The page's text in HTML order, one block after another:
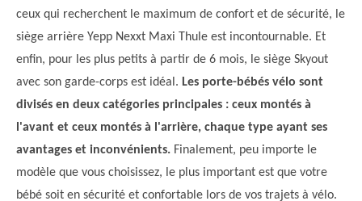
ceux qui recherchent le maximum de confort et de sécurité, le
siège arrière Yepp Nexxt Maxi Thule est incontournable. Et
enfin, pour les plus petits à partir de 6 mois, le siège Skyout
avec son garde-corps est idéal. Les porte-bébés vélo sont
divisés en deux catégories principales : ceux montés à
l'avant et ceux montés à l'arrière, chaque type ayant ses
avantages et inconvénients. Finalement, peu importe le
modèle que vous choisissez, le plus important est que votre
bébé soit en sécurité et confortable lors de vos trajets à vélo.